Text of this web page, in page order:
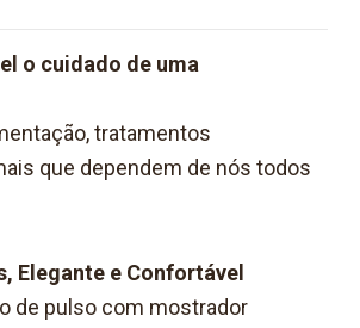
o cuidado de uma
tratamentos
que dependem de nós todos
Elegante e Confortável
de pulso com mostrador